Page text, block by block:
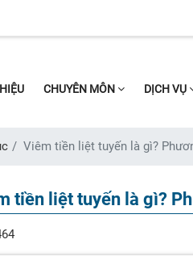
CHUYÊN MÔN DỊCH VỤ
Viêm tiền liệt tuyến là gì?
tiền liệt tuyến là gì?